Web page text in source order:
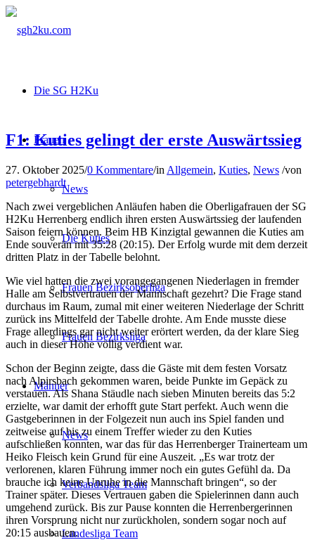
Die SG H2Ku
Frauen
News
Die Kuties
Frauen Bezirksoberliga
Frauen Bezirksliga
Männer
News
Verbandsliga Team
Landesliga Team
F1: Kuties gelingt der erste Auswärtssieg
27. Oktober 2025/0 Kommentare/in Allgemein, Kuties, News /von
petergebhardt
Nach zwei vergeblichen Anläufen haben die Oberligafrauen der SG
H2Ku Herrenberg endlich ihren ersten Auswärtssieg der laufenden
Saison feiern können. Beim HB Kinzigtal gewannen die Kuties am
Ende souverän mit 35:28 (20:15). Der Erfolg wurde mit dem derzeit
dritten Platz in der Tabelle belohnt.
Wie viel hatten die zwei vorangegangenen Niederlagen in fremder
Halle am Selbstvertrauen der Mannschaft gezehrt? Die Frage stand
durchaus im Raum, zumal mit einer weiteren Niederlage der Schritt
zurück ins Mittelfeld der Tabelle drohte. Am Ende musste diese
Frage allerdings gar nicht weiter erörtert werden, da der klare Sieg
auch in dieser Höhe völlig verdient war.
Schon der Beginn zeigte, dass die Gäste mit dem festen Vorsatz
nach Alpirsbach gekommen waren, beide Punkte im Gepäck zu
verstauen. Als Shana Stäudle nach sieben Minuten bereits das 5:2
erzielte, war damit der erhofft gute Start perfekt. Auch wenn die
Gastgeberinnen in der Folgezeit nun auch ins Spiel fanden und
zeitweise auf bis zu einem Treffer wieder zu den Kuties
aufschließen konnten, war das für das Herrenberger Trainerteam um
Heiko Fleisch kein Grund für eine Auszeit. „Es war trotz der
verlorenen, klaren Führung immer noch ein gutes Gefühl da. Da
brauche ich keine Unruhe in die Mannschaft bringen“, so der
Trainer später. Dieses Vertrauen gaben die Spielerinnen dann auch
umgehend zurück. Bis zur Pause konnten die Herrenbergerinnen
ihren Vorsprung nicht nur zurückholen, sondern sogar noch auf
20:15 ausbauen.